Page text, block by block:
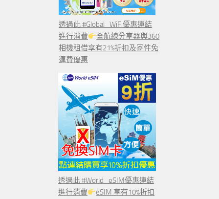
透過此 #Global_WiFi優惠連結
進行消費
全航線分享器與360
相機租借享有21%折扣及寄件免
運費優惠
透過此 #World_eSIM優惠連結
進行消費
eSIM 享有10%折扣